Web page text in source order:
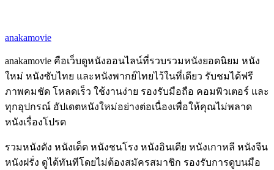
anakamovie
anakamovie คือเว็บดูหนังออนไลน์ที่รวบรวมหนังยอดนิยม หนัง
ใหม่ หนังซับไทย และหนังพากย์ไทยไว้ในที่เดียว รับชมได้ฟรี
ภาพคมชัด โหลดเร็ว ใช้งานง่าย รองรับมือถือ คอมพิวเตอร์ และ
ทุกอุปกรณ์ อัปเดตหนังใหม่อย่างต่อเนื่องเพื่อให้คุณไม่พลาด
หนังเรื่องโปรด
รวมหนังดัง หนังเด็ด หนังชนโรง หนังอินเดีย หนังเกาหลี หนังจีน
หนังฝรั่ง ดูได้ทันทีโดยไม่ต้องสมัครสมาชิก รองรับการดูบนมือ